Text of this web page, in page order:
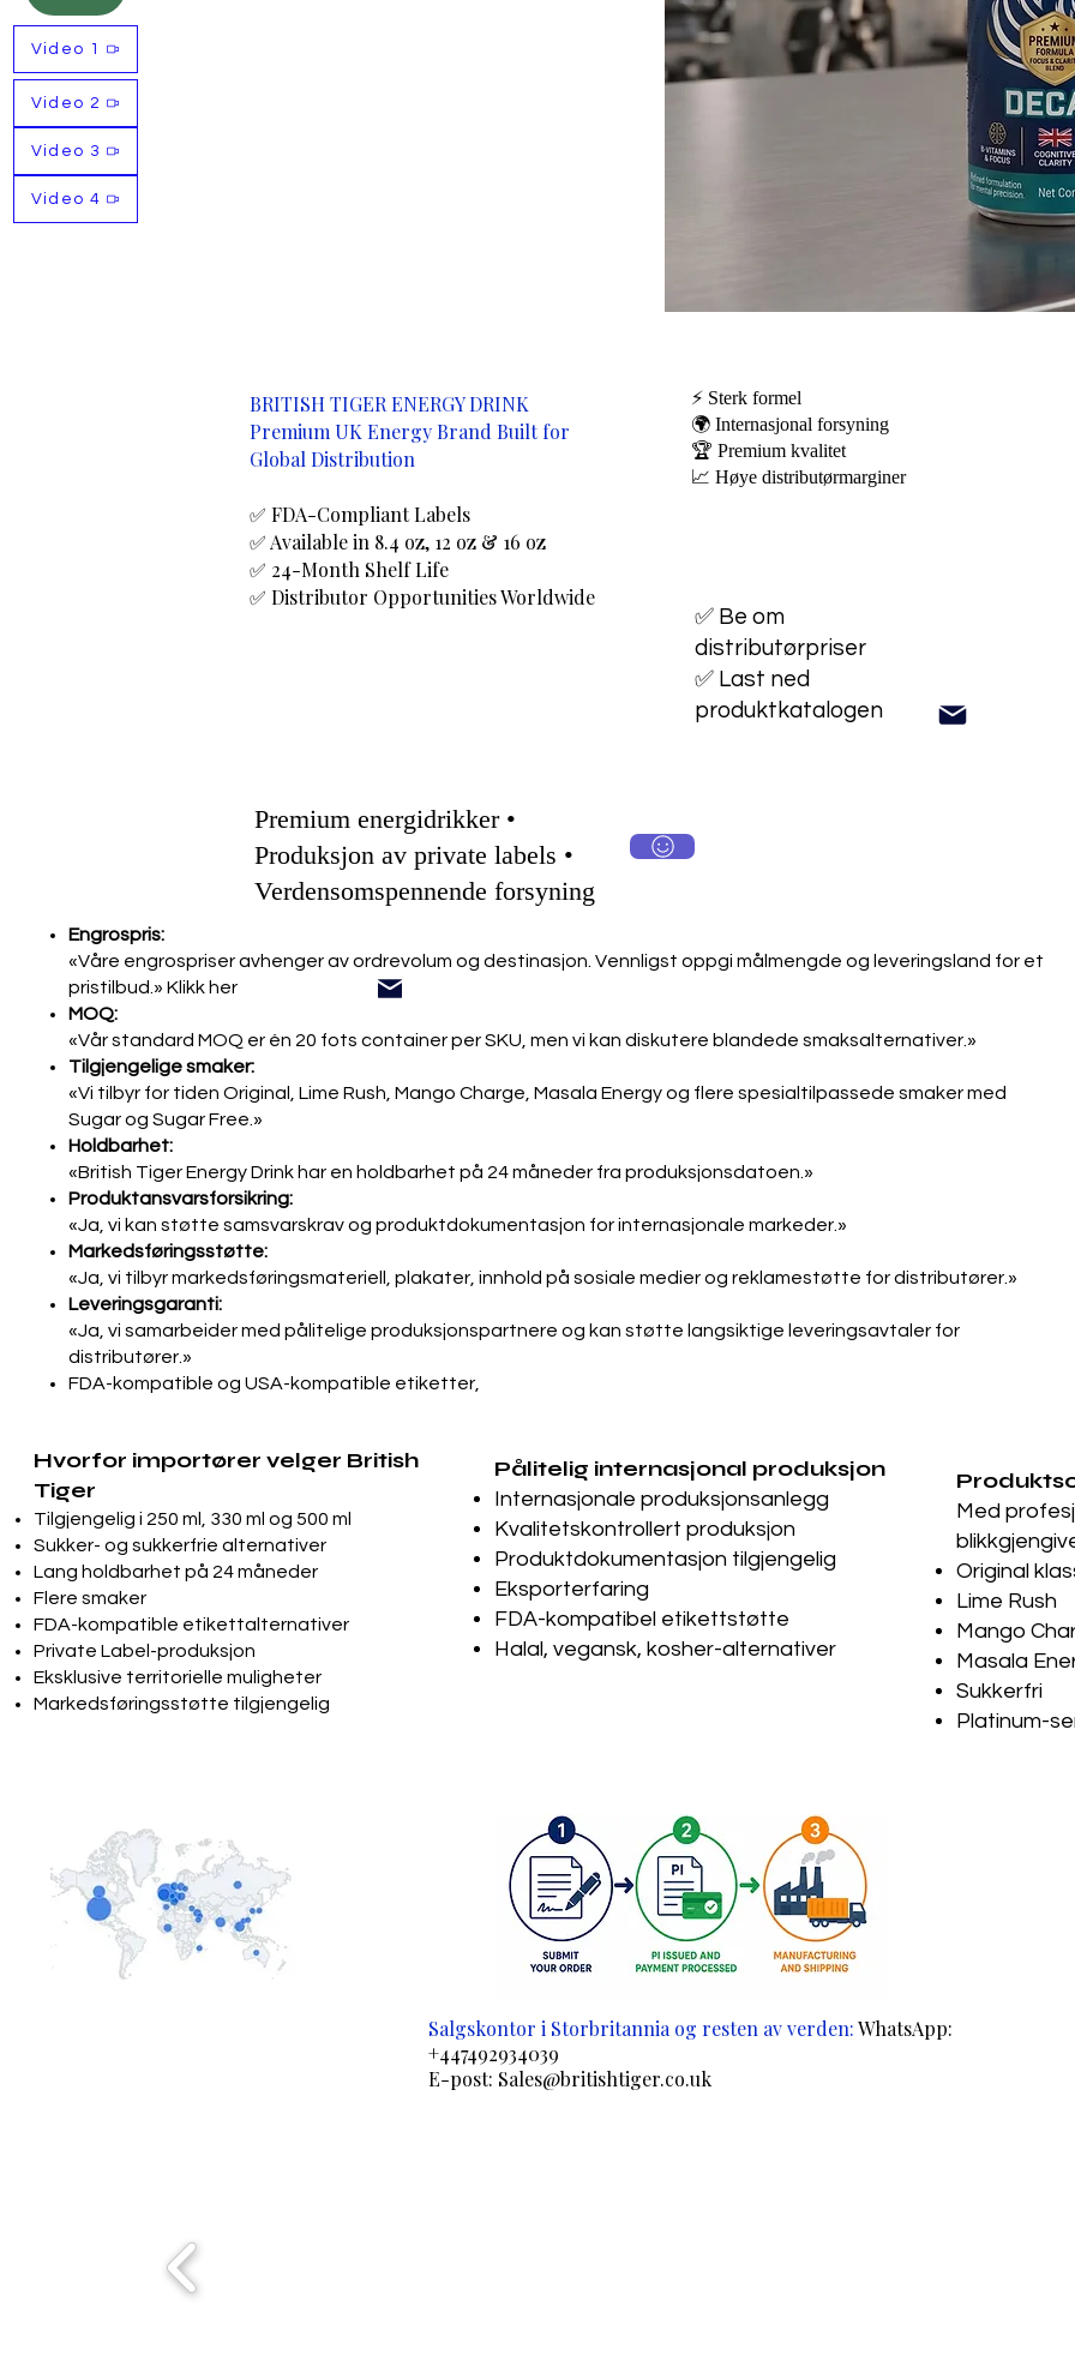
Video 1
Video 2
Video 3
Video 4
BRITISH TIGER ENERGY DRINK
Premium UK Energy Brand Built for
Global Distribution
✅ FDA-Compliant Labels
✅ Available in 8.4 oz, 12 oz & 16 oz
✅ 24-Month Shelf Life
✅ Distributor Opportunities Worldwide
⚡ Sterk formel
🌍 Internasjonal forsyning
🏆 Premium kvalitet
📈 Høye distributørmarginer
✅ Be om
distributørpriser
✅ Last ned
produktkatalogen
Premium energidrikker •
Produksjon av private labels •
Verdensomspennende forsyning
Engrospris:
«Våre engrospriser avhenger av ordrevolum og destinasjon. Vennligst oppgi målmengde og leveringsland for et
pristilbud.» Klikk her
MOQ:
«Vår standard MOQ er én 20 fots container per SKU, men vi kan diskutere blandede smaksalternativer.»
Tilgjengelige smaker:
«Vi tilbyr for tiden Original, Lime Rush, Mango Charge, Masala Energy og flere spesialtilpassede smaker med
Sugar og Sugar Free.»
Holdbarhet:
«British Tiger Energy Drink har en holdbarhet på 24 måneder fra produksjonsdatoen.»
Produktansvarsforsikring:
«Ja, vi kan støtte samsvarskrav og produktdokumentasjon for internasjonale markeder.»
Markedsføringsstøtte:
«Ja, vi tilbyr markedsføringsmateriell, plakater, innhold på sosiale medier og reklamestøtte for distributører.»
Leveringsgaranti:
«Ja, vi samarbeider med pålitelige produksjonspartnere og kan støtte langsiktige leveringsavtaler for
distributører.»
FDA-kompatible og USA-kompatible etiketter,
Hvorfor importører velger British
Tiger
Tilgjengelig i 250 ml, 330 ml og 500 ml
Sukker- og sukkerfrie alternativer
Lang holdbarhet på 24 måneder
Flere smaker
FDA-kompatible etikettalternativer
Private Label-produksjon
Eksklusive territorielle muligheter
Markedsføringsstøtte tilgjengelig
Pålitelig internasjonal produksjon
Internasjonale produksjonsanlegg
Kvalitetskontrollert produksjon
Produktdokumentasjon tilgjengelig
Eksporterfaring
FDA-kompatibel etikettstøtte
Halal, vegansk, kosher-alternativer
Med
Original
Lime Rush
Mango
Masala
Sukkerfri
Platinum-
Salgskontor i Storbritannia og resten av verden:WhatsApp:
+447492934039
E-post: Sales@britishtiger.co.uk